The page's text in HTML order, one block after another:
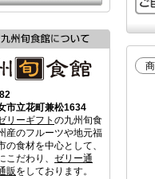
市立花町兼松1634
リーギフト の九州旬食
産のフルーツや地元福
の食材を中心として、
こだわり、 ゼリー通
販 をしております。